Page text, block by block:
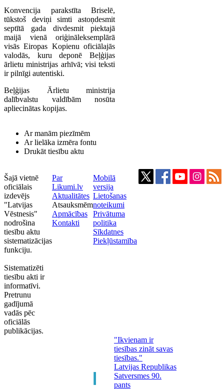
Konvencija parakstīta Briselē,
tūkstoš deviņi simti astoņdesmit
septītā gada divdesmit piektajā
maijā vienā oriģināleksemplārā
visās Eiropas Kopienu oficiālajās
valodās, kuru deponē Beļģijas
ārlietu ministrijas arhīvā; visi teksti
ir pilnīgi autentiski.
Beļģijas Ārlietu ministrija
dalībvalstu valdībām nosūta
apliecinātas kopijas.
Ar manām piezīmēm
Ar lielāka izmēra fontu
Drukāt tiesību aktu
Šajā vietnē
oficiālais
izdevējs
"Latvijas
Vēstnesis"
nodrošina
tiesību aktu
sistematizācijas
funkciju.
Sistematizēti
tiesību akti ir
informatīvi.
Pretrunu
gadījumā
vadās pēc
oficiālās
publikācijas.
Par
Likumi.lv
Aktualitātes
Atsauksmēm
Apmācības
Kontakti
Mobilā
versija
Lietošanas
noteikumi
Privātuma
politika
Sīkdatnes
Piekļūstamība
"Ikvienam ir
tiesības zināt savas
tiesības."
Latvijas Republikas
Satversmes 90.
pants